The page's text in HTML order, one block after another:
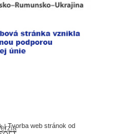
|Tvorba web stránok od